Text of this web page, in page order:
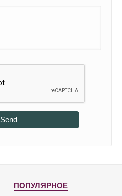
Send
ПОПУЛЯРНОЕ